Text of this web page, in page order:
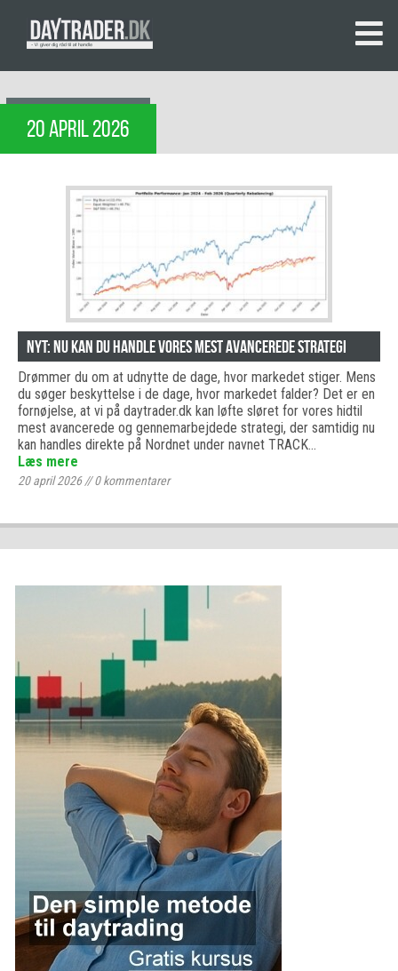
20 APRIL 2026
NYT: Nu kan du handle vores mest avancerede strategi
Drømmer du om at udnytte de dage, hvor markedet stiger. Mens
du søger beskyttelse i de dage, hvor markedet falder? Det er en
fornøjelse, at vi på daytrader.dk kan løfte sløret for vores hidtil
mest avancerede og gennemarbejdede strategi, der samtidig nu
kan handles direkte på Nordnet under navnet TRACK…
Læs mere
20 april 2026//0kommentarer